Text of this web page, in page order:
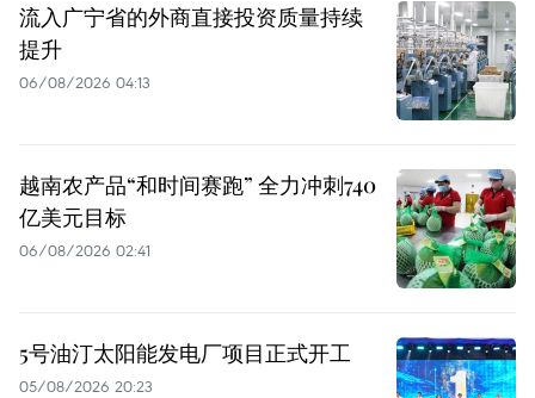
流入广宁省的外商直接投资质量持续
提升
06/08/2026 04:13
越南农产品“和时间赛跑” 全力冲刺740
亿美元目标
06/08/2026 02:41
5号油汀太阳能发电厂项目正式开工
05/08/2026 20:23